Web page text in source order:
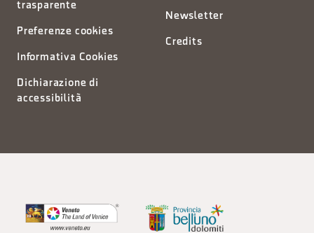
trasparente
Preferenze cookies
Informativa Cookies
Dichiarazione di
accessibilità
Newsletter
Credits